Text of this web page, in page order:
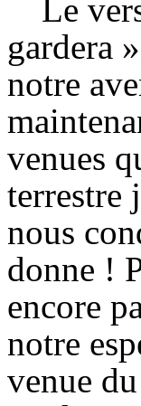
Le
gardera
notre
venues
terrestre
nous
donne !
encore
notre
venue